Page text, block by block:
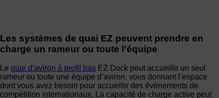
Les systèmes de quai EZ peuvent prendre en
charge un rameur ou toute l’équipe
Le quai d’aviron à profil bas EZ Dock peut accueillir un seul
rameur ou toute une équipe d’aviron, vous donnant l’espace
dont vous avez besoin pour accueillir des événements de
compétition internationaux. La capacité de charge active peut